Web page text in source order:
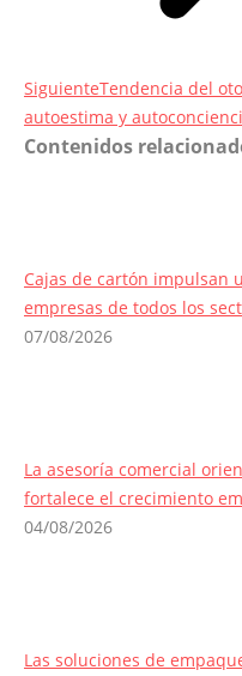
SiguienteEntrada
siguiente:
Tendencia del
autoestima y
Contenidos
Cajas de cartón impulsan
empresas de todos los
07/08/2026
La asesoría comercial
fortalece el crecimiento
04/08/2026
Las soluciones de